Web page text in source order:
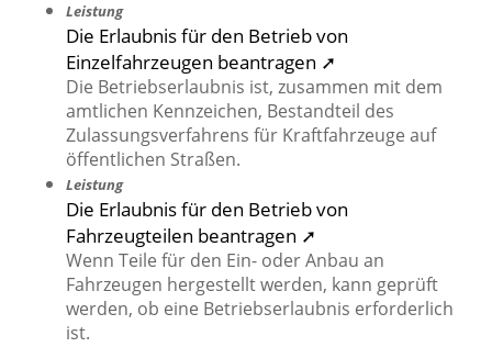
Leistung
Die Erlaubnis für den Betrieb von
Einzelfahrzeugen beantragen ➚
Die Betriebserlaubnis ist, zusammen mit dem
amtlichen Kennzeichen, Bestandteil des
Zulassungsverfahrens für Kraftfahrzeuge auf
öffentlichen Straßen.
Leistung
Die Erlaubnis für den Betrieb von
Fahrzeugteilen beantragen ➚
Wenn Teile für den Ein- oder Anbau an
Fahrzeugen hergestellt werden, kann geprüft
werden, ob eine Betriebserlaubnis erforderlich
ist.